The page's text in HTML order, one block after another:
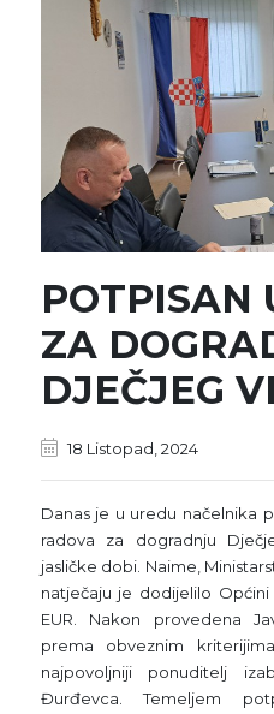
POTPISAN
ZA
DJEČJEG
18 Listopad, 2024
Danas je u uredu načelnika
radova za dogradnju
jasličke dobi. Naime,
natječaju je dodijelilo Općini
EUR. Nakon provedena
prema obveznim
najpovoljniji ponuditelj
Đurđevca. Temeljem